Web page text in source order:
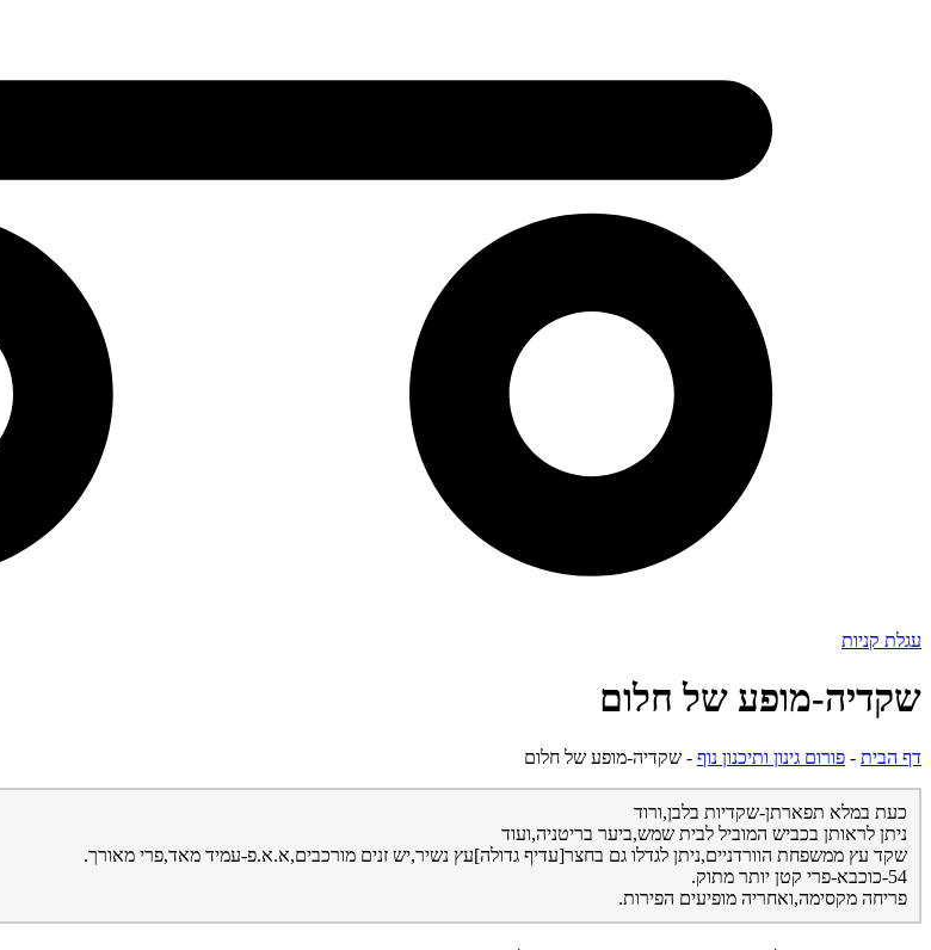
עגלת קניות
שקדיה-מופע של חלום
דף הבית - פורום גינון ותיכנון נוף - שקדיה-מופע של חלום
כעת במלא תפארתן-שקדיות בלבן,ורוד
ניתן לראותן בכביש המוביל לבית שמש,ביער בריטניה,ועוד
שקד עץ ממשפחת הוורדניים,ניתן לגדלו גם בחצר[עדיף גדולה]עץ נשיר,יש זנים מורכבים,א.א.פ-עמיד מאד,פרי מאורך.
54-כוכבא-פרי קטן יותר מתוק.
פריחה מקסימה,ואחריה מופיעים הפירות.